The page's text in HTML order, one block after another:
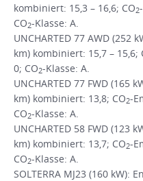
kombiniert: 15,3 – 16,6; CO2
CO2-Klasse: A.
UNCHARTED 77 AWD (252
km) kombiniert: 15,7 – 15,6;
0; CO2-Klasse: A.
UNCHARTED 77 FWD (165
km) kombiniert: 13,8; CO2-
CO2-Klasse: A.
UNCHARTED 58 FWD (123
km) kombiniert: 13,7; CO2-
CO2-Klasse: A.
SOLTERRA MJ23 (160 kW):